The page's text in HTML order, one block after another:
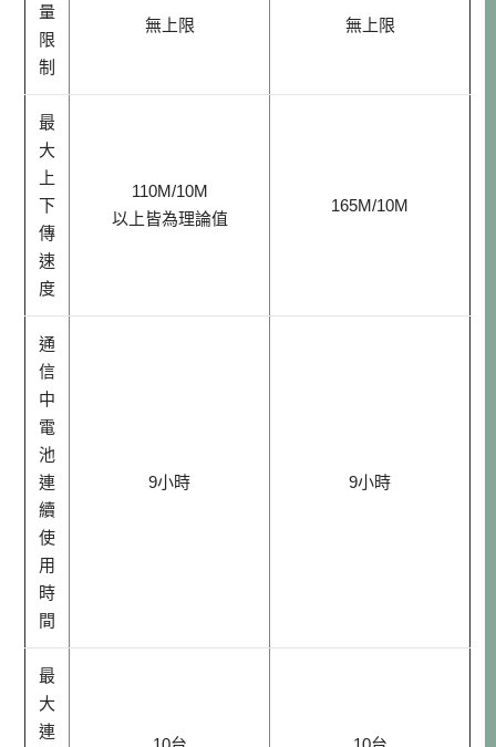
量
限
制
無上限 無上限
最
大
上
下
傳
速
度
110M/10M
以上皆為理論值
165M/10M
通
信
中
電
池
連
續
使
用
時
間
9小時 9小時
最
大
連